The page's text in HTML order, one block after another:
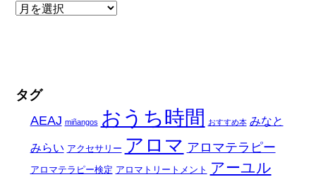
タグ
AEAJ miñangos おうち時間 おすすめ本 みなと
みらい アクセサリー アロマ アロマテラピー
アロマテラピー検定 アロマトリートメント アーユル